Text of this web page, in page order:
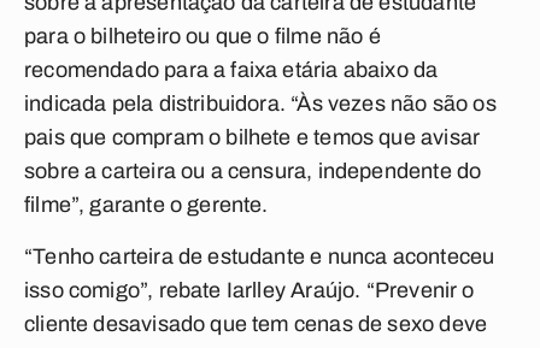
para o bilheteiro ou que o filme não é
recomendado para a faixa etária abaixo da
indicada pela distribuidora. “Às vezes não são os
pais que compram o bilhete e temos que avisar
sobre a carteira ou a censura, independente do
filme”, garante o gerente.
“Tenho carteira de estudante e nunca aconteceu
isso comigo”, rebate Iarlley Araújo. “Prevenir o
cliente desavisado que tem cenas de sexo deve